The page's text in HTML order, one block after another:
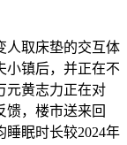
取床垫的交互体
小镇后，并正在不
元黄志力正在对
馈，楼市送来回
睡眠时长较2024年